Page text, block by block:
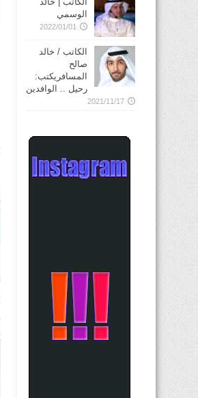
الوسمي
2022/01/01
الكاتب / خالد
صالح
المسافريكتب:
رحيل .. الوافدين
2021/11/17